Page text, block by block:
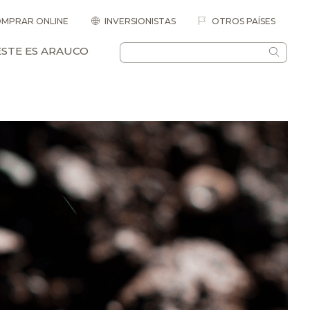
ONLINE INVERSIONISTAS OTROS PAÍSES
ES ARAUCO